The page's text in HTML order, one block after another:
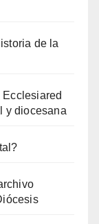
de la
y diocesana